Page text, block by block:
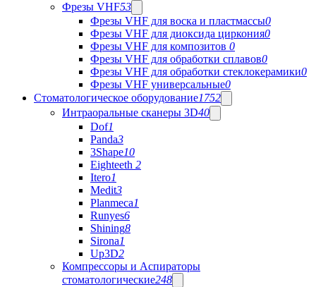
Фрезы VHF53
Фрезы VHF для воска и пластмассы0
Фрезы VHF для диоксида циркония0
Фрезы VHF для композитов 0
Фрезы VHF для обработки сплавов0
Фрезы VHF для обработки стеклокерамики0
Фрезы VHF универсальные0
Стоматологическое оборудование1752
Интраоральные сканеры 3D40
Dof1
Panda3
3Shape10
Eighteeth 2
Itero1
Medit3
Planmeca1
Runyes6
Shining8
Sirona1
Up3D2
Компрессоры и Аспираторы
стоматологические248